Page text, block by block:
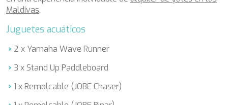
Maldivas.
Juguetes acuáticos
2 x Yamaha Wave Runner
3 x Stand Up Paddleboard
1 x Remolcable (JOBE Chaser)
ESMA SULTAN
ESMERALDA OF THE SEAS
ETERNAL SPARK
ETHNA
FARANDWIDE
FATSA
FIGURATI